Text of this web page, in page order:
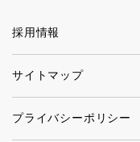
採用情報
サイトマップ
プライバシーポリシー